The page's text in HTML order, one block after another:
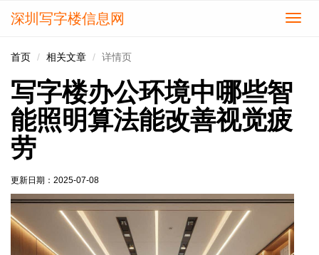
切
深圳写字楼信息网
首页 相关文章 详情页
写字楼办公环境中哪些智
能照明算法能改善视觉疲
劳
更新日期： 2025-07-08